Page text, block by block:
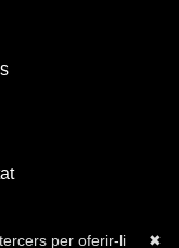
✖
per oferir-li